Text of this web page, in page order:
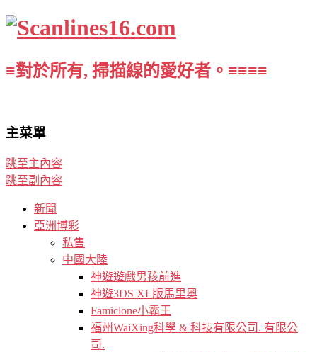
≡對於所有, 掃描線的愛好者。≡≡≡≡
主菜單
跳至主內容
跳至副內容
新聞
亞洲博彩
私售
中國大陸
神遊遊戲男孩前進
神遊3DS XL版馬里奧
Famiclone小霸王
福州WaiXing科學 & 科技有限公司. 有限公
司.